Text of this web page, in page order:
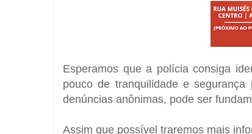
Esperamos que a polícia consiga
pouco de tranquilidade e
denúncias anônimas, pode ser
Assim que possível traremos mais